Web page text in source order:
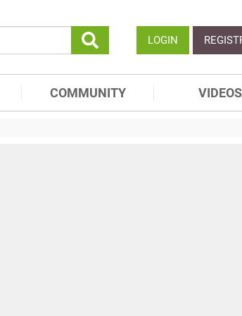
LOGIN
COMMUNITY VIDEOS